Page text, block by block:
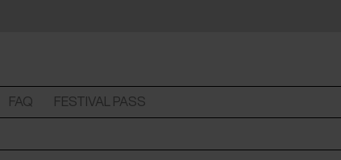
FAQ FESTIVAL PASS